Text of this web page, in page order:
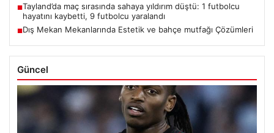
■Tayland’da maç sırasında sahaya yıldırım düştü: 1 futbolcu
hayatını kaybetti, 9 futbolcu yaralandı
■Dış Mekan Mekanlarında Estetik ve bahçe mutfağı Çözümleri
Güncel